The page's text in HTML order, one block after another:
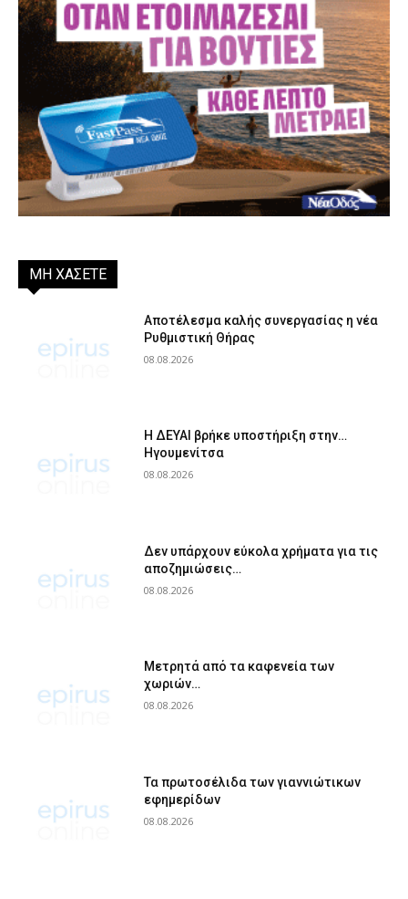
ΜΗ ΧΑΣΕΤΕ
Αποτέλεσμα καλής συνεργασίας η νέα
Ρυθμιστική Θήρας
08.08.2026
Η ΔΕΥΑΙ βρήκε υποστήριξη στην…
Ηγουμενίτσα
08.08.2026
Δεν υπάρχουν εύκολα χρήματα για τις
αποζημιώσεις…
08.08.2026
Μετρητά από τα καφενεία των
χωριών…
08.08.2026
Τα πρωτοσέλιδα των γιαννιώτικων
εφημερίδων
08.08.2026